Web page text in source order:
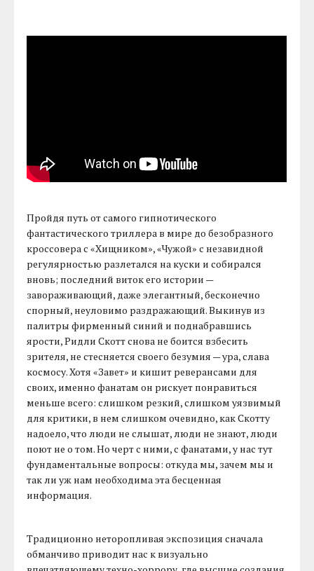
Пройдя путь от самого гипнотического
фантастического триллера в мире до безобразного
кроссовера с «Хищником», «Чужой» с незавидной
регулярностью разлетался на куски и собирался
вновь; последний виток его истории —
завораживающий, даже элегантный, бесконечно
спорный, неуловимо раздражающий. Выкинув из
палитры фирменный синий и поднабравшись
ярости, Ридли Скотт снова не боится взбесить
зрителя, не стесняется своего безумия — ура, слава
космосу. Хотя «Завет» и кишит реверансами для
своих, именно фанатам он рискует понравиться
меньше всего: слишком резкий, слишком уязвимый
для критики, в нем слишком очевидно, как Скотту
надоело, что люди не слышат, люди не знают, люди
поют не о том. Но черт с ними, с фанатами, у нас тут
фундаментальные вопросы: откуда мы, зачем мы и
так ли уж нам необходима эта бесценная
информация.
Традиционно неторопливая экспозиция сначала
обманчиво приводит нас к визуально